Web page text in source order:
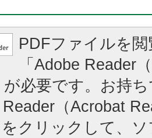
PDFファイルを
「Adobe Reader
が必要です。お持
（Acrobat
クリックして、